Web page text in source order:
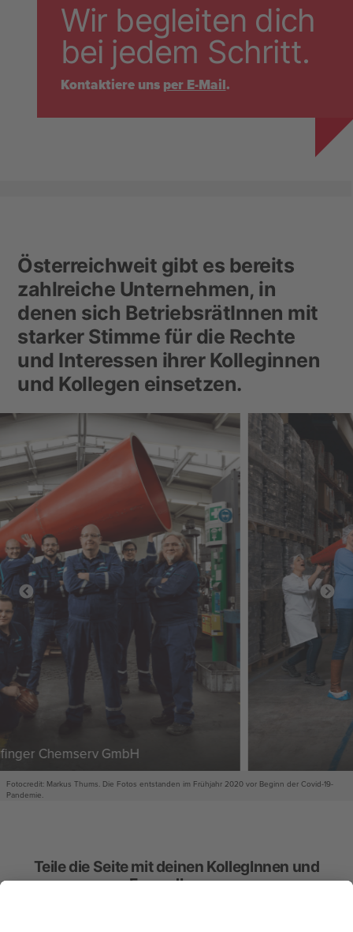
Wir begleiten dich
bei jedem Schritt.
Kontaktiere uns per E-Mail.
Österreichweit gibt es bereits
zahlreiche Unternehmen, in
denen sich BetriebsrätInnen mit
starker Stimme für die Rechte
und Interessen ihrer Kolleginnen
und Kollegen einsetzen.
Teile die Seite mit deinen KollegInnen und
FreundInnen: